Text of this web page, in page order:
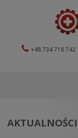
+48 734 718 742